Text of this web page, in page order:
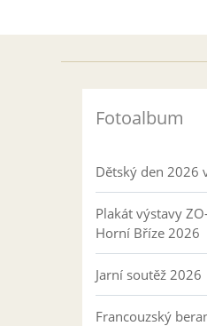
Fotoalbum
Dětský den 2026
Plakát výstavy
Horní Bříze 2026
Jarní soutěž 2026
Francouzský